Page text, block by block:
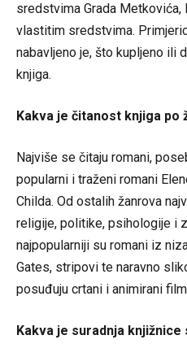
sredstvima Grada
vlastitim sredstvima.
nabavljeno je, što kupljeno ili
knjiga.
Kakva je čitanost knjiga po
Najviše se čitaju romani,
popularni i traženi romani
Childa. Od ostalih žanrova
religije, politike, psihologije i
najpopularniji su romani iz
Gates, stripovi te naravno
posuđuju crtani i animirani
Kakva je suradnja knjižnice